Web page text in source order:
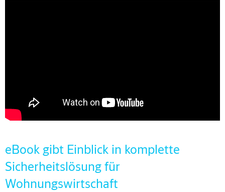
eBook gibt Einblick in komplette
Sicherheitslösung für
Wohnungswirtschaft